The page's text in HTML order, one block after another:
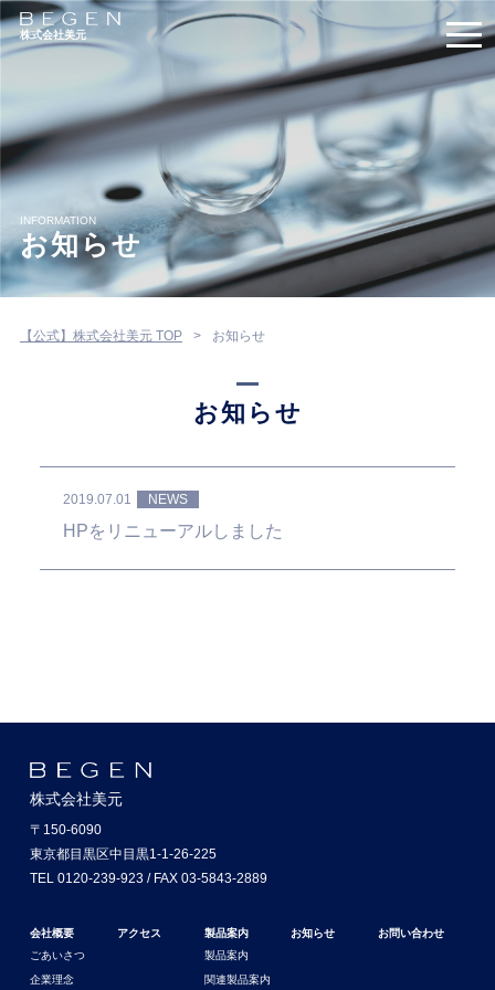
株式会社美元
INFORMATION
お知らせ
【公式】株式会社美元 TOP お知らせ
お知らせ
2019.07.01 NEWS
HPをリニューアルしました
株式会社美元
〒150-6090
東京都目黒区中目黒1-1-26-225
TEL 0120-239-923 / FAX 03-5843-2889
会社概要
ごあいさつ
企業理念
アクセス
製品案内
製品案内
関連製品案内
お知らせ お問い合わせ